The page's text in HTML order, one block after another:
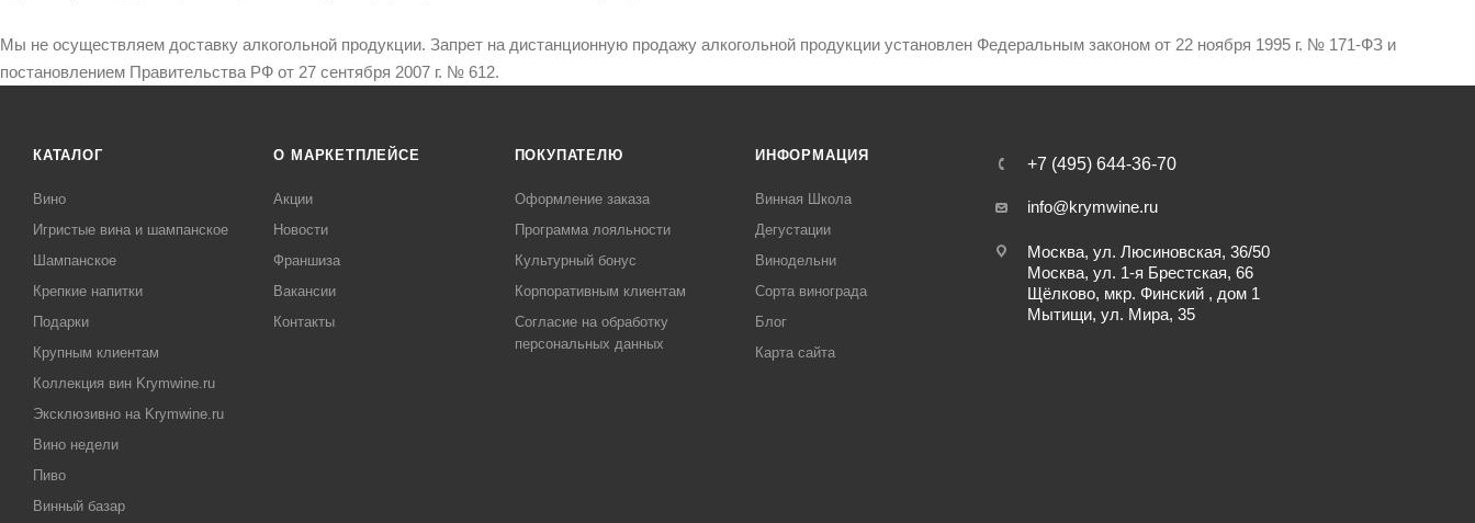
Мы не осуществляем доставку алкогольной продукции. Запрет на дистанционную продажу алкогольной продукции установлен Федеральным законом от 22 ноября 1995 г. № 171-ФЗ и
постановлением Правительства РФ от 27 сентября 2007 г. № 612.
КАТАЛОГ
Вино
Игристые вина и шампанское
Шампанское
Крепкие напитки
Подарки
Крупным клиентам
Коллекция вин Krymwine.ru
Эксклюзивно на Krymwine.ru
Вино недели
Пиво
Винный базар
О МАРКЕТПЛЕЙСЕ
Акции
Новости
Франшиза
Вакансии
Контакты
ПОКУПАТЕЛЮ
Оформление заказа
Программа лояльности
Культурный бонус
Корпоративным клиентам
Согласие на обработку
персональных данных
ИНФОРМАЦИЯ
Винная Школа
Дегустации
Винодельни
Сорта винограда
Блог
Карта сайта
+7 (495) 644-36-70
info@krymwine.ru
Москва, ул. Люсиновская, 36/50
Москва, ул. 1-я Брестская, 66
Щёлково, мкр. Финский , дом 1
Мытищи, ул. Мира, 35